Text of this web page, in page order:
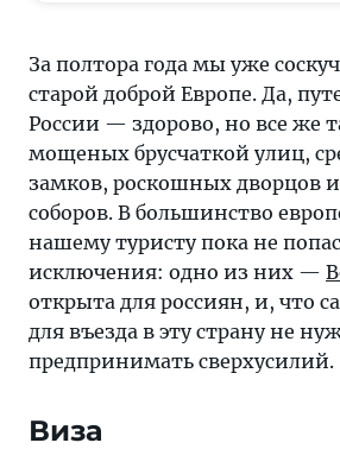
приятное,
въезда
нужно
предпринимать
сверхусилий
За полтора года мы уже
старой доброй Европе. Да,
России — здорово, но все же
мощеных брусчаткой улиц,
замков, роскошных дворцов
соборов. В большинство
нашему туристу пока не
исключения: одно из них —
открыта для россиян, и, что
для въезда в эту страну не
предпринимать сверхусилий.
Виза